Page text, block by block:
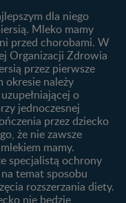
ciąży
ciąży
ciąży
dziecka
jak poprawić
następne
dziecka?
dla niego
Mleko mamy
przed chorobami. W
Organizacji Zdrowia
przez pierwsze
okresie należy
o
jednoczesnej
przez dziecko
że nie zawsze
mamy.
specjalistą ochrony
temat sposobu
rozszerzania diety.
nie będzie